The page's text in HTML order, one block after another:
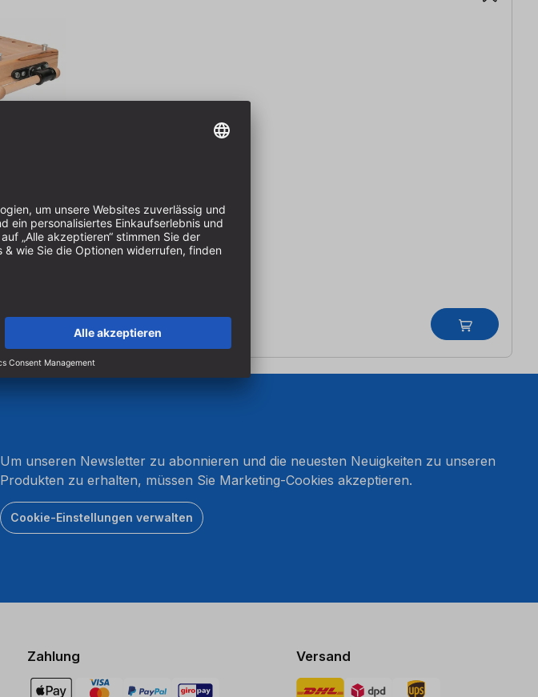
Um unseren Newsletter zu abonnieren und die neuesten Neuigkeiten zu unseren
Produkten zu erhalten, müssen Sie Marketing-Cookies akzeptieren.
Cookie-Einstellungen verwalten
Zahlung Versand